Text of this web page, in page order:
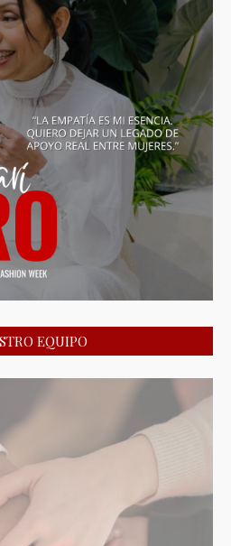
EQUIPO